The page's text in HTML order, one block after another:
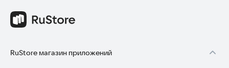
RuStore магазин приложений